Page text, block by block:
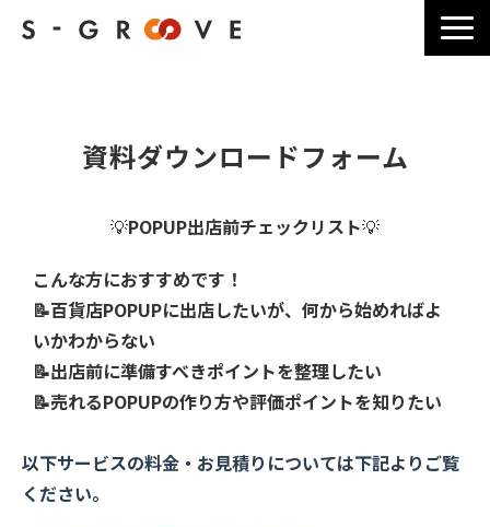
導入事例一覧
よくあるご質問
料金・お見積り
会社情報
資料ダウンロードフォーム
💡POPUP出店前チェックリスト💡
こんな方におすすめです！
📝百貨店POPUPに出店したいが、何から始めればよ
いかわからない
📝出店前に準備すべきポイントを整理したい
📝売れるPOPUPの作り方や評価ポイントを知りたい
以下サービスの料金・お見積りについては下記よりご覧
ください。